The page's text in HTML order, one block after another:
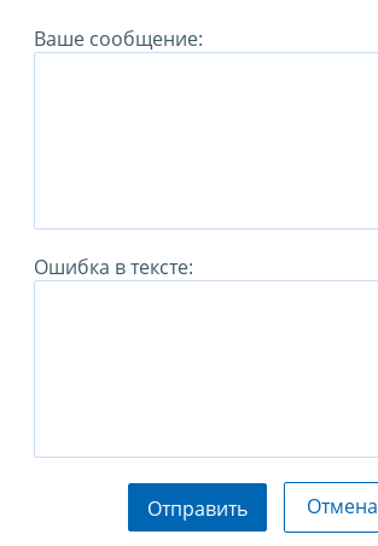
Ваше сообщение:
Ошибка в тексте:
Отправить Отмена